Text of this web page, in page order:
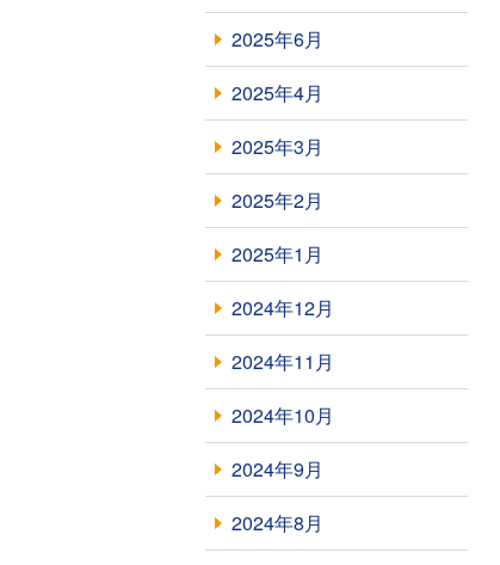
2025年6月
2025年4月
2025年3月
2025年2月
2025年1月
2024年12月
2024年11月
2024年10月
2024年9月
2024年8月